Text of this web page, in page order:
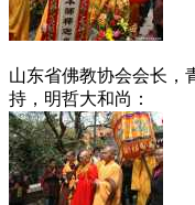
山东省佛教协会会长，
持，明哲大和尚：